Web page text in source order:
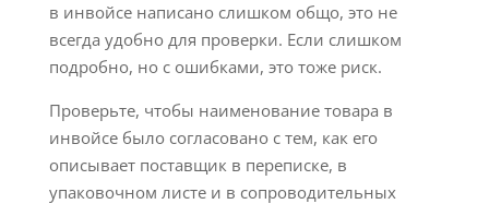
в инвойсе написано слишком общо, это не
всегда удобно для проверки. Если слишком
подробно, но с ошибками, это тоже риск.
Проверьте, чтобы наименование товара в
инвойсе было согласовано с тем, как его
описывает поставщик в переписке, в
упаковочном листе и в сопроводительных